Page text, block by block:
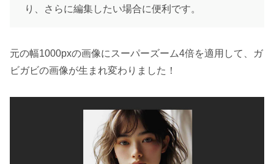
り、さらに編集したい場合に便利です。
元の幅1000pxの画像にスーパーズーム4倍を適用して、ガ
ビガビの画像が生まれ変わりました！